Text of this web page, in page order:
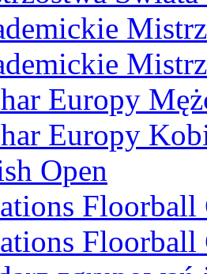
Europy
Europy
Open
Floorball
Floorball